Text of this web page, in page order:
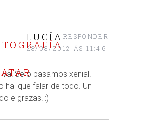
LUCÍA
28/08/2012 ÁS 11:46
va! Se o pasamos xenial!
hai que falar de todo. Un
e grazas! :)
RESPONDER